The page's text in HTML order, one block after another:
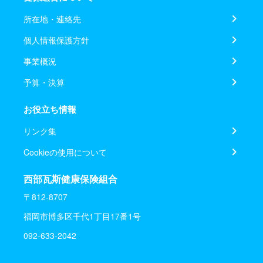
所在地・連絡先
個人情報保護方針
事業概況
予算・決算
お役立ち情報
リンク集
Cookieの使用について
西部瓦斯健康保険組合
〒812-8707
福岡市博多区千代1丁目17番1号
092-633-2042